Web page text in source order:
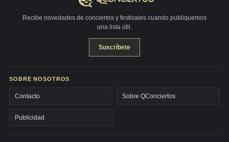
Recibe novedades de conciertos y festivales cuando publiquemos
una lista útil.
Suscríbete
SOBRE NOSOTROS
Contacto Sobre QConciertos
Publicidad